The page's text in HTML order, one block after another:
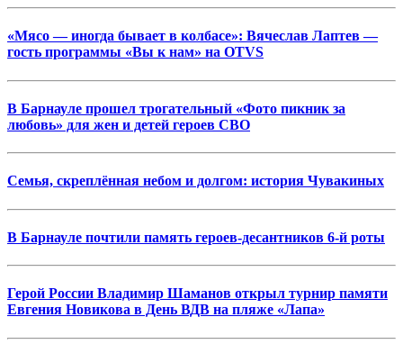
«Мясо — иногда бывает в колбасе»: Вячеслав Лаптев —
гость программы «Вы к нам» на OTVS
В Барнауле прошел трогательный «Фото пикник за
любовь» для жен и детей героев СВО
Семья, скреплённая небом и долгом: история Чувакиных
В Барнауле почтили память героев-десантников 6-й роты
Герой России Владимир Шаманов открыл турнир памяти
Евгения Новикова в День ВДВ на пляже «Лапа»